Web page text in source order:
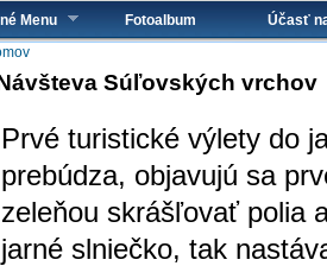
Menu Fotoalbum Účasť
sa tu
Súľovských vrchov
Prvé turistické výlety do
prebúdza, objavujú sa
zeleňou skrášľovať polia
jarné slniečko, tak